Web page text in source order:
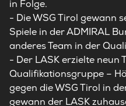
in Folge.
- Die WSG Tirol gewann
Spiele in der ADMIRAL
anderes Team in der
- Der LASK erzielte neun
Qualifikationsgruppe –
gegen die WSG Tirol in
gewann der LASK